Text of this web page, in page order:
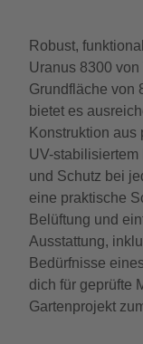
Robust,
Uranus 8300
Grundfläche von
bietet es
Konstruktion aus
UV-
und Schutz bei
eine praktische
Belüftung und
Ausstattung,
Bedürfnisse
dich für geprüfte
Gartenprojekt